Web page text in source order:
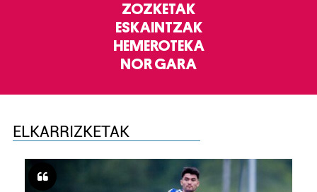
ZOZKETAK
ESKAINTZAK
HEMEROTEKA
NOR GARA
ELKARRIZKETAK